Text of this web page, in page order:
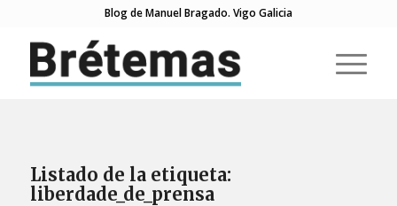
Blog de Manuel Bragado. Vigo Galicia
Listado de la etiqueta:
liberdade_de_prensa